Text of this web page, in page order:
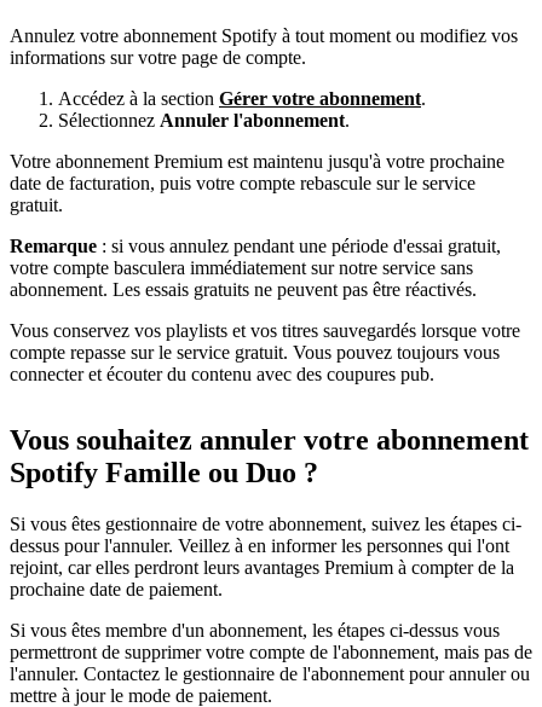
Annulez votre abonnement Spotify à tout moment ou modifiez vos
informations sur votre page de compte.
Accédez à la section Gérer votre abonnement.
Sélectionnez Annuler l'abonnement.
Votre abonnement Premium est maintenu jusqu'à votre prochaine
date de facturation, puis votre compte rebascule sur le service
gratuit.
Remarque : si vous annulez pendant une période d'essai gratuit,
votre compte basculera immédiatement sur notre service sans
abonnement. Les essais gratuits ne peuvent pas être réactivés.
Vous conservez vos playlists et vos titres sauvegardés lorsque votre
compte repasse sur le service gratuit. Vous pouvez toujours vous
connecter et écouter du contenu avec des coupures pub.
Vous souhaitez annuler votre abonnement
Spotify Famille ou Duo ?
Si vous êtes gestionnaire de votre abonnement, suivez les étapes ci-
dessus pour l'annuler. Veillez à en informer les personnes qui l'ont
rejoint, car elles perdront leurs avantages Premium à compter de la
prochaine date de paiement.
Si vous êtes membre d'un abonnement, les étapes ci-dessus vous
permettront de supprimer votre compte de l'abonnement, mais pas de
l'annuler. Contactez le gestionnaire de l'abonnement pour annuler ou
mettre à jour le mode de paiement.